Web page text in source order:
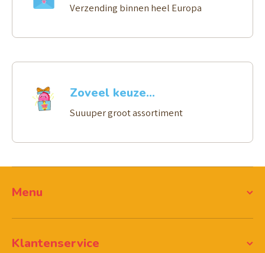
Verzending binnen heel Europa
Zoveel keuze...
Suuuper groot assortiment
Menu
Klantenservice